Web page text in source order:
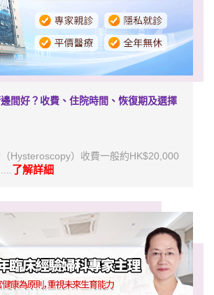
間好？收費、住院時間、恢復期及選擇
Hysteroscopy）收費一般約HK$20,000
了解詳細